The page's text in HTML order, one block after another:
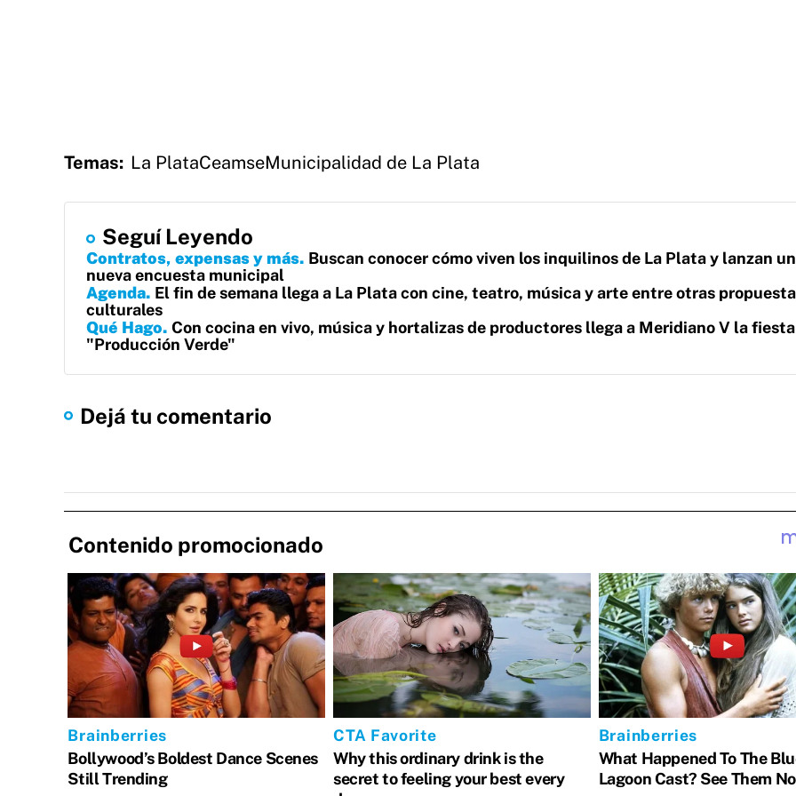
Temas: La PlataCeamseMunicipalidad de La Plata
Seguí Leyendo
Contratos, expensas y más Buscan conocer cómo viven los inquilinos de La Plata y lanzan
nueva encuesta municipal
Agenda El fin de semana llega a La Plata con cine, teatro, música y arte entre otras
culturales
Qué Hago Con cocina en vivo, música y hortalizas de productores llega a Meridiano V la fiesta
"Producción Verde"
Dejá tu comentario